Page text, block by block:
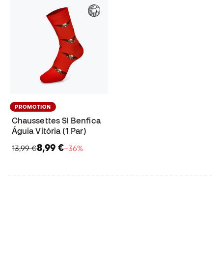
PROMOTION
Chaussettes Sl Benfica
Águia Vitória (1 Par)
13,99 €8,99 €−36%